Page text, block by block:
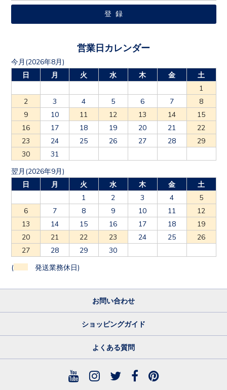
日
月 火 水 木 金
土
1
2
3 4 5 6 7
8
9
10 11 12 13 14
15
16
17 18 19 20 21
22
23
24 25 26 27 28
29
30
31
翌月(2026年9月)
日
月 火 水 木 金
土
1
2 3 4
5
6
7 8 9 10 11
12
13
14 15 16 17 18
19
20
21 22 23 24 25
26
27
28 29 30